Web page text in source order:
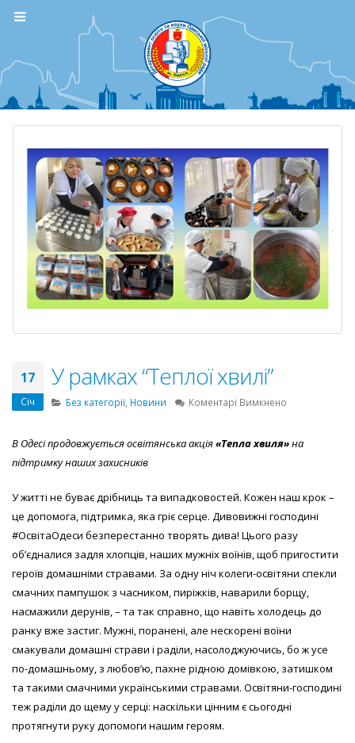
17
Січ
У рамках “Теплої хвилі”
Без категорії, Новини Коментарі Вимкнено
“Теплої
В Одесі продовжується освітянська акція«Тепла хвиля»на
підтримку наших захисників
У житті не буває дрібниць та випадковостей. Кожен наш крок –
це допомога, підтримка, яка гріє серце. Дивовижні господині
#ОсвітаОдеси безперестанно творять дива! Цього разу
об’єдналися задля хлопців, наших мужніх воїнів, щоб пригостити
героїв домашніми стравами. За одну ніч колеги-освітяни спекли
смачних пампушок з часником, пиріжків, наварили борщу,
насмажили дерунів, – та так справно, що навіть холодець до
ранку вже застиг. Мужні, поранені, але нескорені воїни
смакували домашні страви і раділи, насолоджуючись, бо ж усе
по-домашньому, з любов’ю, пахне рідною домівкою, затишком
та такими смачними українськими стравами. Освітяни-господині
теж раділи до щему у серці: наскільки цінним є сьогодні
протягнути руку допомоги нашим героям.